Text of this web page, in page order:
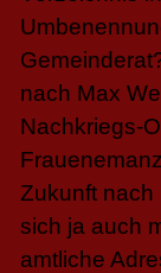
nach Max
Nachkriegs-
Zukunft nach
sich ja auch
amtliche